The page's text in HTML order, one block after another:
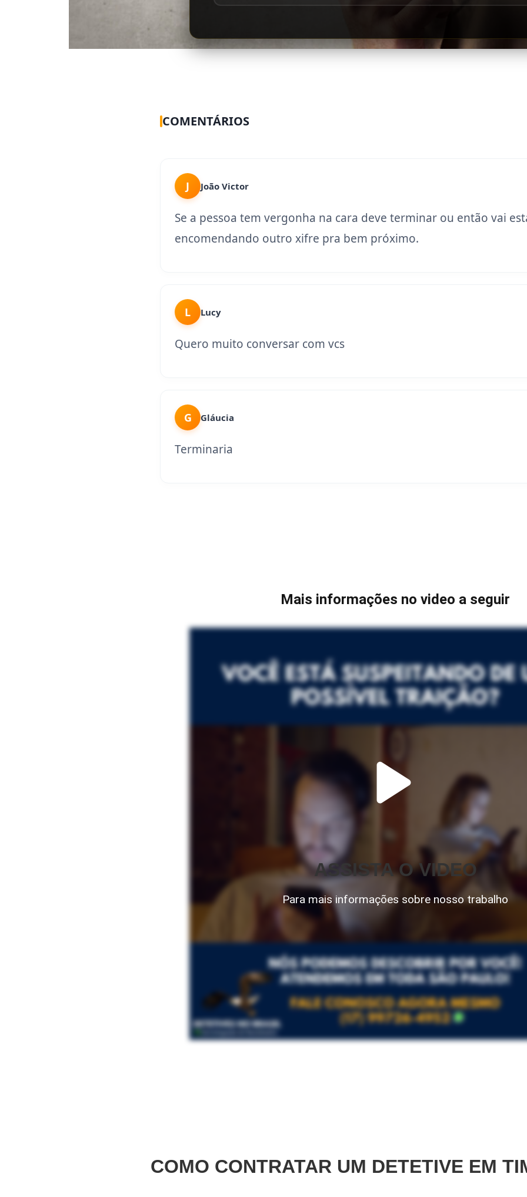
COMENTÁRIOS
J João Victor
Se a pessoa tem vergonha na cara deve terminar ou então vai
encomendando outro xifre pra bem próximo.
L Lucy
Quero muito conversar com vcs
G Gláucia
Terminaria
Mais informações no video a seguir
ASSISTA O VIDEO
Para mais informações sobre nosso trabalho
COMO CONTRATAR UM DETETIVE EM